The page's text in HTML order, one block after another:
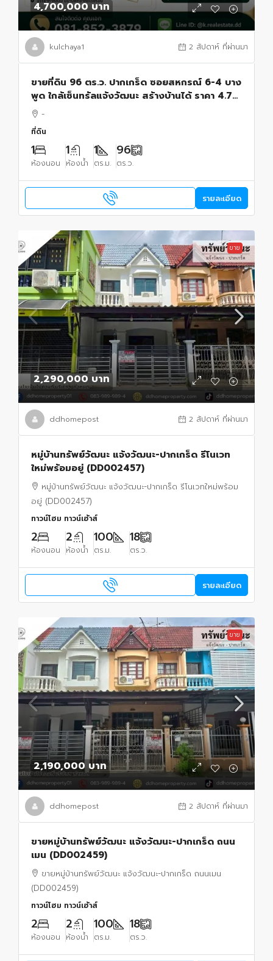
4,700,000 บาท
kulchaya1 2 สัปดาห์ ที่ผ่านมา
ขายที่ดิน 96 ตร.ว. ปากเกร็ด ซอยสหกรณ์ 6-4 บาง
พูด ใกล้เซ็นทรัลแจ้งวัฒนะ สร้างบ้านได้ ราคา 4.7
ล้านบาท
-
ที่ดิน
1
ห้องนอน
1
ห้องน้ำ
1
ตร.ม.
96
ตร.ว.
รายละเอียด
ขาย
2,290,000 บาท
ddhomepost 2 สัปดาห์ ที่ผ่านมา
หมู่บ้านทรัพย์วัฒนะ แจ้งวัฒนะ-ปากเกร็ด รีโนเวท
ใหม่พร้อมอยู่ (DD002457)
หมู่บ้านทรัพย์วัฒนะ แจ้งวัฒนะ-ปากเกร็ด รีโนเวทใหม่พร้อม
อยู่ (DD002457)
ทาวน์โฮม ทาวน์เฮ้าส์
2
ห้องนอน
2
ห้องน้ำ
100
ตร.ม.
18
ตร.ว.
รายละเอียด
ขาย
2,190,000 บาท
ddhomepost 2 สัปดาห์ ที่ผ่านมา
ขายหมู่บ้านทรัพย์วัฒนะ แจ้งวัฒนะ-ปากเกร็ด ถนน
เมน (DD002459)
ขายหมู่บ้านทรัพย์วัฒนะ แจ้งวัฒนะ-ปากเกร็ด ถนนเมน
(DD002459)
ทาวน์โฮม ทาวน์เฮ้าส์
2
ห้องนอน
2
ห้องน้ำ
100
ตร.ม.
18
ตร.ว.